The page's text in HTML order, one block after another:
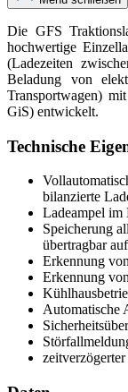
Die GFS
hochwertige
(Ladezeiten
Beladung von
Transportwagen)
GiS) entwickelt.
Technische
bilanzierte
Ladeampel im
Speicherung
übertragbar
Erkennung
Erkennung
Automatische